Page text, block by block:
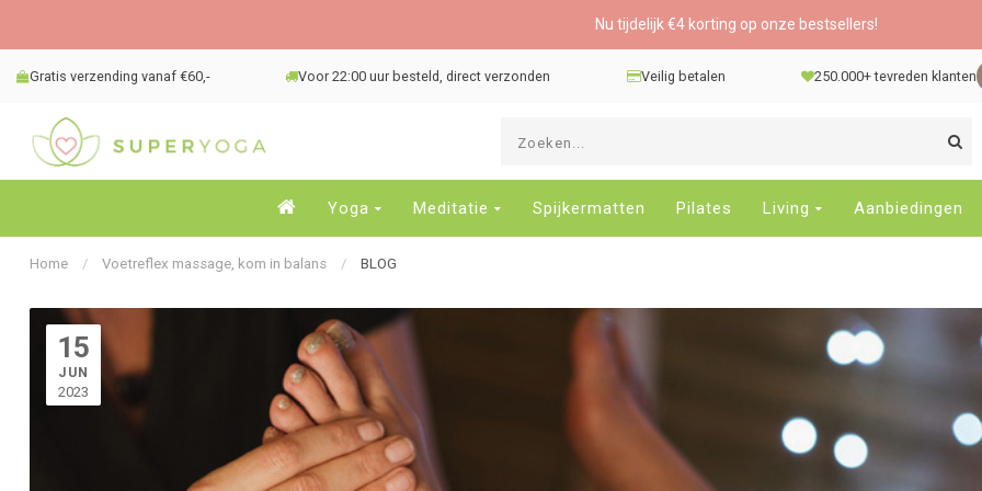
Nu tijdelijk €4 korting op onze bestsellers!
Gratis verzending vanaf €60,- Voor 22:00 uur besteld, direct verzonden Veilig betalen 250.000+ tevreden klanten
Yoga Meditatie Spijkermatten Pilates Living Aanbiedingen
Home / Voetreflex massage, kom in balans / BLOG
15
JUN
2023